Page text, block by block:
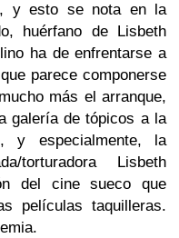
y esto se nota en la
huérfano de Lisbeth
ha de enfrentarse a
parece componerse
más el arranque,
galería de tópicos a la
y especialmente, la
torturadora Lisbeth
del cine sueco que
películas taquilleras.